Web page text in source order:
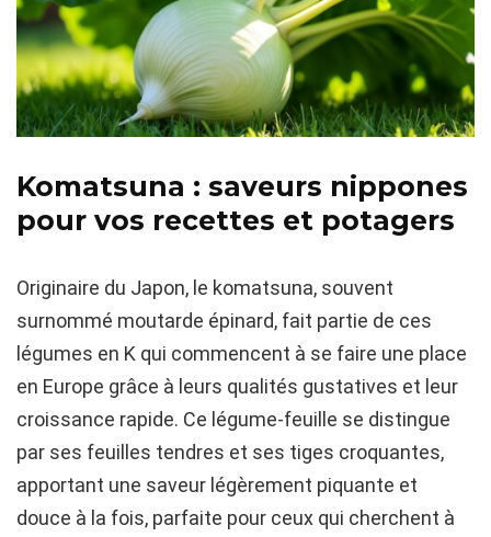
Komatsuna : saveurs nippones
pour vos recettes et potagers
Originaire du Japon, le komatsuna, souvent
surnommé moutarde épinard, fait partie de ces
légumes en K qui commencent à se faire une place
en Europe grâce à leurs qualités gustatives et leur
croissance rapide. Ce légume-feuille se distingue
par ses feuilles tendres et ses tiges croquantes,
apportant une saveur légèrement piquante et
douce à la fois, parfaite pour ceux qui cherchent à